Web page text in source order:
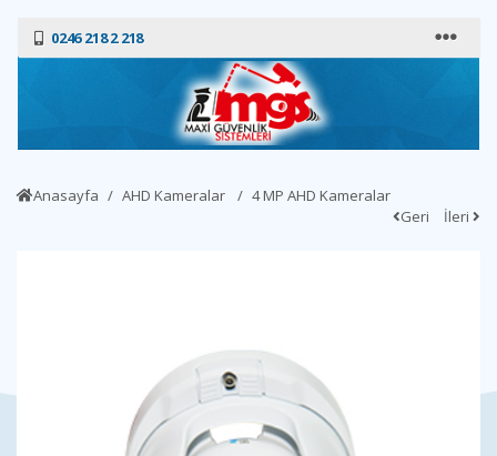
0246 218 2 218
Anasayfa AHD Kameralar
4 MP AHD Kameralar
Geri
İleri